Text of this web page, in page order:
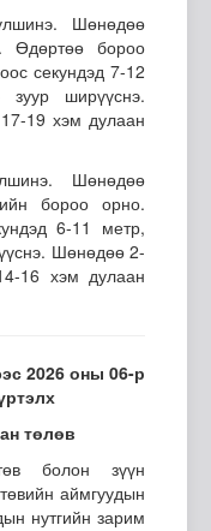
Шөнөдөө
Өдөртөө бороо
секундэд 7-12
ширүүснэ.
19 хэм дулаан
Шөнөдөө
бороо орно.
6-11 метр,
Шөнөдөө 2-
16 хэм дулаан
2026 оны 06-р
төлөв
болон зүүн
аймгуудын
нутгийн зарим